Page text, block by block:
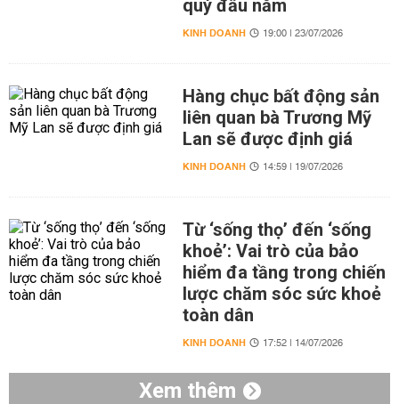
quý đầu năm
KINH DOANH 19:00 | 23/07/2026
Hàng chục bất động sản
liên quan bà Trương Mỹ
Lan sẽ được định giá
KINH DOANH 14:59 | 19/07/2026
Từ ‘sống thọ’ đến ‘sống
khoẻ’: Vai trò của bảo
hiểm đa tầng trong chiến
lược chăm sóc sức khoẻ
toàn dân
KINH DOANH 17:52 | 14/07/2026
Xem thêm